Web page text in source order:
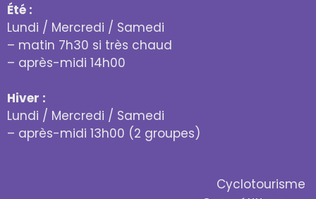
Été :
Lundi / Mercredi / Samedi
– matin 7h30 si très chaud
– après-midi 14h00
Hiver :
Lundi / Mercredi / Samedi
– après-midi 13h00 (2 groupes)
Cyclotourisme